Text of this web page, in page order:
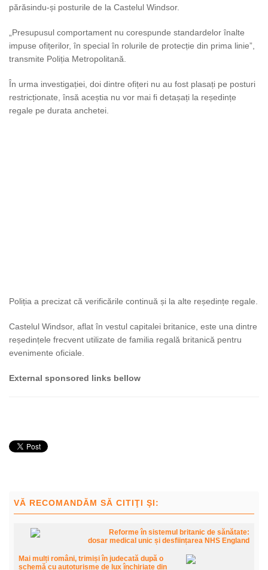
părăsindu-și posturile de la Castelul Windsor.
„Presupusul comportament nu corespunde standardelor înalte
impuse ofițerilor, în special în rolurile de protecție din prima linie”,
transmite Poliția Metropolitană.
În urma investigației, doi dintre ofițeri nu au fost plasați pe posturi
restricționate, însă aceștia nu vor mai fi detașați la reședințe
regale pe durata anchetei.
Poliția a precizat că verificările continuă și la alte reședințe regale.
Castelul Windsor, aflat în vestul capitalei britanice, este una dintre
reședințele frecvent utilizate de familia regală britanică pentru
evenimente oficiale.
External sponsored links bellow
VĂ RECOMANDĂM SĂ CITIŢI ŞI:
Reforme în sistemul britanic de sănătate:
dosar medical unic și desființarea NHS England
Mai mulți români, trimiși în judecată după o
schemă cu autoturisme de lux închiriate din